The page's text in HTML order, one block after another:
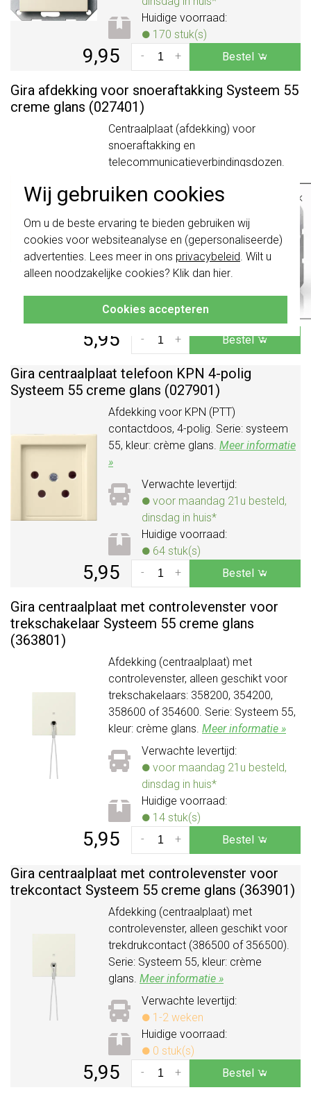
Wij gebruiken cookies
Om u de beste ervaring te bieden gebruiken wij
cookies voor websiteanalyse en (gepersonaliseerde)
advertenties. Lees meer in ons privacybeleid . Wilt u
alleen noodzakelijke cookies? Klik dan hier
Cookies accepteren
Huidige voorraad:
170 stuk(s)
9,95 +
- Bestel
Gira afdekking voor snoeraftakking Systeem 55
creme glans (027401)
Centraalplaat (afdekking) voor
snoeraftakking en
telecommunicatieverbindingsdozen.
basiselement 040000 worden gebruikt.
glans. Meer informatie »
Verwachte levertijd:
voor maandag 21u besteld,
3 stuk(s)
5,95 +
- Bestel
Gira centraalplaat telefoon KPN 4-polig
Systeem 55 creme glans (027901)
Afdekking voor KPN (PTT)
contactdoos, 4-polig. Serie: systeem
55, kleur: crème glans. Meer informatie
»
Verwachte levertijd:
voor maandag 21u besteld,
dinsdag in huis*
Huidige voorraad:
64 stuk(s)
5,95 +
- Bestel
Gira centraalplaat met controlevenster voor
trekschakelaar Systeem 55 creme glans
(363801)
Afdekking (centraalplaat) met
controlevenster, alleen geschikt voor
trekschakelaars: 358200, 354200,
358600 of 354600. Serie: Systeem 55,
kleur: crème glans. Meer informatie »
Verwachte levertijd:
voor maandag 21u besteld,
dinsdag in huis*
Huidige voorraad:
14 stuk(s)
5,95 +
- Bestel
Gira centraalplaat met controlevenster voor
trekcontact Systeem 55 creme glans (363901)
Afdekking (centraalplaat) met
controlevenster, alleen geschikt voor
trekdrukcontact (386500 of 356500).
Serie: Systeem 55, kleur: crème
glans. Meer informatie »
Verwachte levertijd:
1-2 weken
Huidige voorraad:
0 stuk(s)
5,95 +
- Bestel
×
schakelwippen zijn vernieuwd. Ze zijn
niette combineren met de schakelaars
van vóór augustus 2024.
Klik hiervoor meer informatie, zodat je